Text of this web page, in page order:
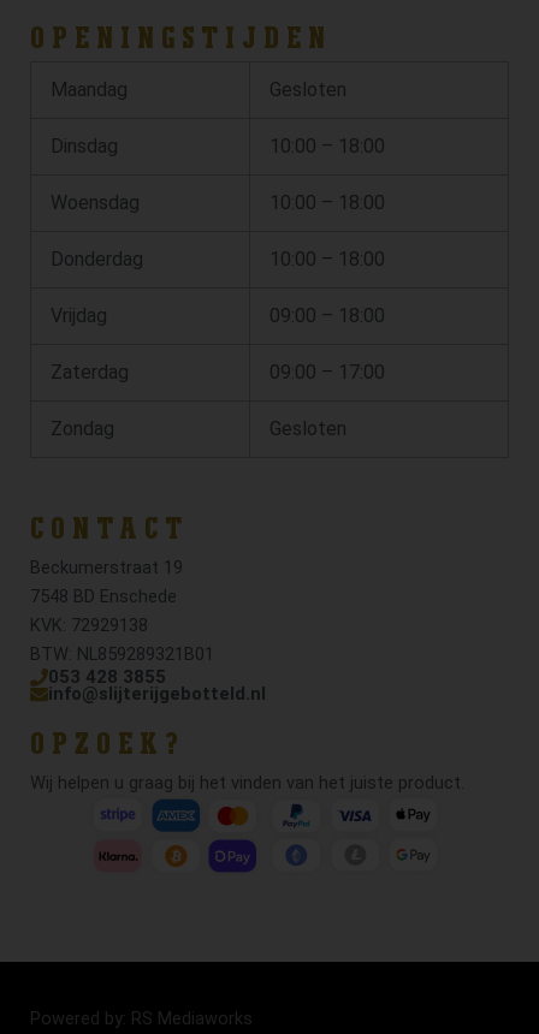
OPENINGSTIJDEN
Maandag Gesloten
Dinsdag 10:00 – 18:00
Woensdag 10:00 – 18:00
Donderdag 10:00 – 18:00
Vrijdag 09:00 – 18:00
Zaterdag 09:00 – 17:00
Zondag Gesloten
CONTACT
Beckumerstraat 19
7548 BD Enschede
KVK: 72929138
BTW: NL859289321B01
053 428 3855
info@slijterijgebotteld.nl
OPZOEK?
Wij helpen u graag bij het vinden van het juiste product.
Powered by: RS Mediaworks